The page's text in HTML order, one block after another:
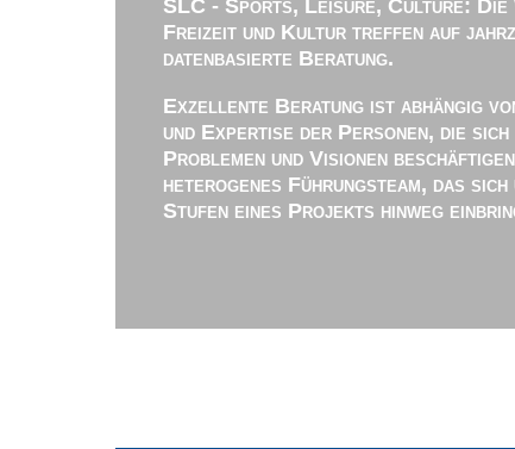
SLC - Sports, Leisure, Culture: Die
Freizeit und Kultur treffen auf
datenbasierte Beratung.
Exzellente Beratung ist abhängig
und Expertise der Personen, die
Problemen und Visionen
heterogenes Führungsteam, das
Stufen eines Projekts hinweg